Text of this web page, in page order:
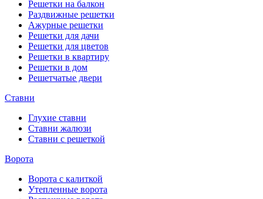
Решетки на балкон
Раздвижные решетки
Ажурные решетки
Решетки для дачи
Решетки для цветов
Решетки в квартиру
Решетки в дом
Решетчатые двери
Ставни
Глухие ставни
Ставни жалюзи
Ставни с решеткой
Ворота
Ворота с калиткой
Утепленные ворота